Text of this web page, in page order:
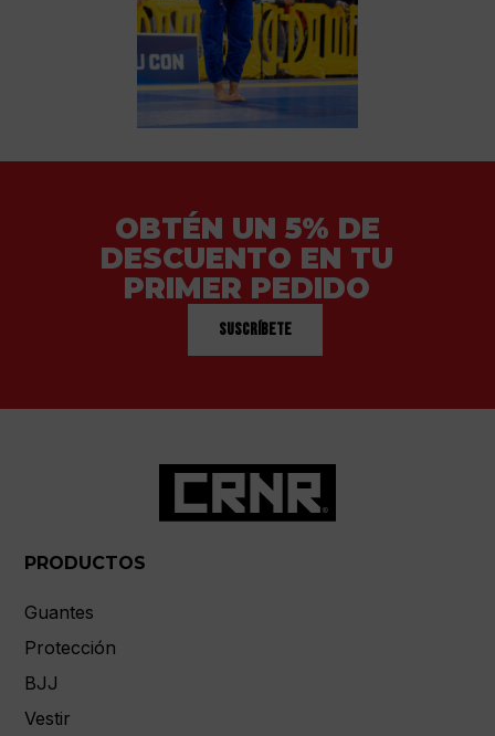
OBTÉN UN 5% DE
DESCUENTO EN TU
PRIMER PEDIDO
Suscríbete
PRODUCTOS
Guantes
Protección
BJJ
Vestir